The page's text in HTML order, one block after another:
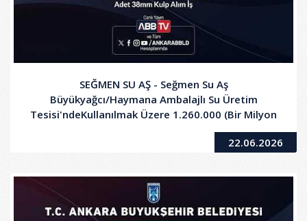
SEĞMEN SU AŞ - Seğmen Su Aş
Büyükyağcı/Haymana Ambalajlı Su Üretim
Tesisi'ndeKullanılmak Üzere 1.260.000 (Bir Milyon
İki Yüz Altmış Bin) Adet 38mm Kapak Ve 1.254.000
(BirMilyon Iki Yüz Elli Dört Bin) Adet 38mm Kulp
22.06.2026